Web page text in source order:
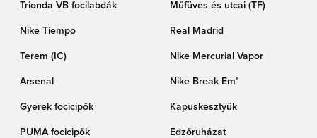
Trionda VB focilabdák Műfüves és utcai (TF)
Nike Tiempo Real Madrid
Terem (IC) Nike Mercurial Vapor
Arsenal Nike Break Em’
Gyerek focicipők Kapuskesztyűk
PUMA focicipők Edzőruházat